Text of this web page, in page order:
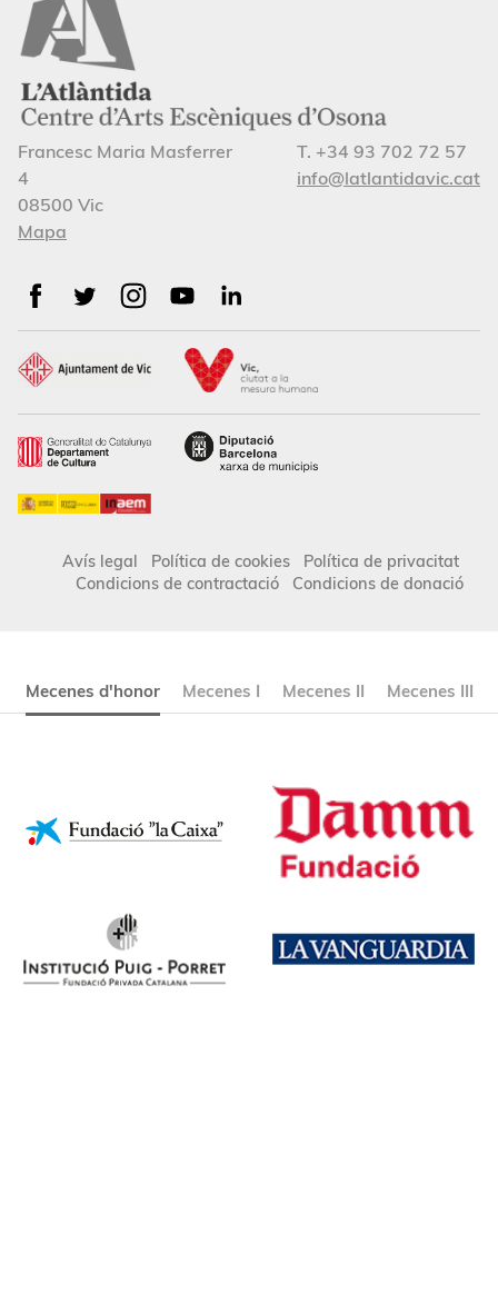
Francesc Maria Masferrer
4
08500 Vic
Mapa
T. +34 93 702 72 57
info@latlantidavic.cat
Avís legal Política de cookies
Política de privacitat
Condicions de contractació
Condicions de donació
Mecenes d'honor Mecenes I Mecenes II Mecenes III